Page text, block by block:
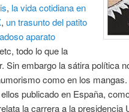
, la vida cotidiana en
, un trasunto del patito
aparato
todo lo que la
Sin embargo la sátira política
como en los
publicado en España,
la carrera a la presidencia